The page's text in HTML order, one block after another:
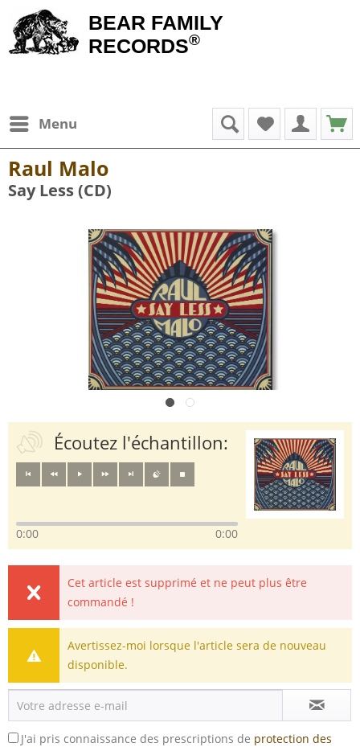
BEAR FAMILY
RECORDS®
Menu
Raul Malo
Say Less (CD)
Écoutez l'échantillon:
0:00 0:00
Cet article est supprimé et ne peut plus être
commandé !
Avertissez-moi lorsque l'article sera de nouveau
disponible.
J'ai pris connaissance des prescriptions de protection des